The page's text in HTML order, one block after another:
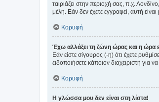
ταιριάζει στην περιοχή σας, π.χ.
μέλη. Εάν δεν έχετε εγγραφεί, αυτή
Κορυφή
Έχω αλλάξει τη ζώνη ώρας και η ώρα
Εάν είστε σίγουρος (-η) ότι έχετε
ειδοποιήσετε κάποιον διαχειριστή για
Κορυφή
Η γλώσσα μου δεν είναι στη λίστα!